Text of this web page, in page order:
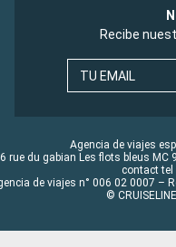
Recibe
TU EMAIL
Agencia de viajes
rue du gabian Les flots bleus MC
contact tel
de viajes n° 006 02 0007 –
©